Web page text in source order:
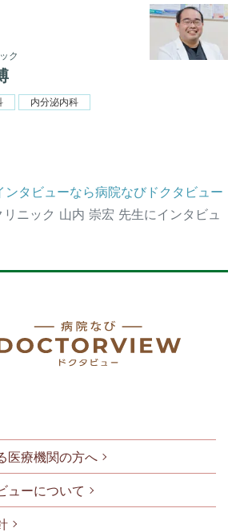
ク
内分泌内科
タビューなら病院なびドクタビュー
リニック 山内 崇宏 先生にインタビュ
フッタメニ
医療機関の方へ
ューについて